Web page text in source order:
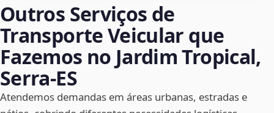
Outros Serviços de
Transporte Veicular que
Fazemos no Jardim Tropical,
Serra‑ES
Atendemos demandas em áreas urbanas, estradas e